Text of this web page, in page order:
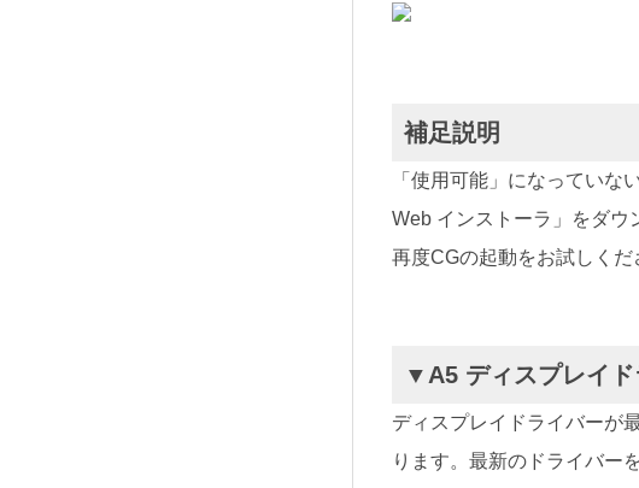
補足説明
「使用可能」になっていな
Web インストーラ」をダウ
再度CGの起動をお試しくだ
▼A5 ディスプレイ
ディスプレイドライバーが
ります。最新のドライバー